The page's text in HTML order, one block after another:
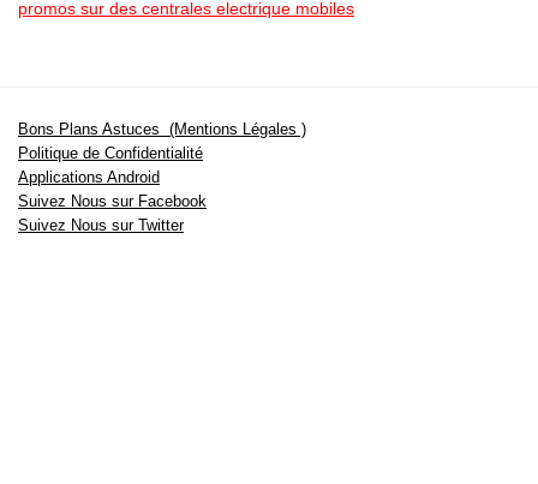
promos sur des centrales electrique mobiles
Bons Plans Astuces (Mentions Légales )
Politique de Confidentialité
Applications Android
Suivez Nous sur Facebook
Suivez Nous sur Twitter